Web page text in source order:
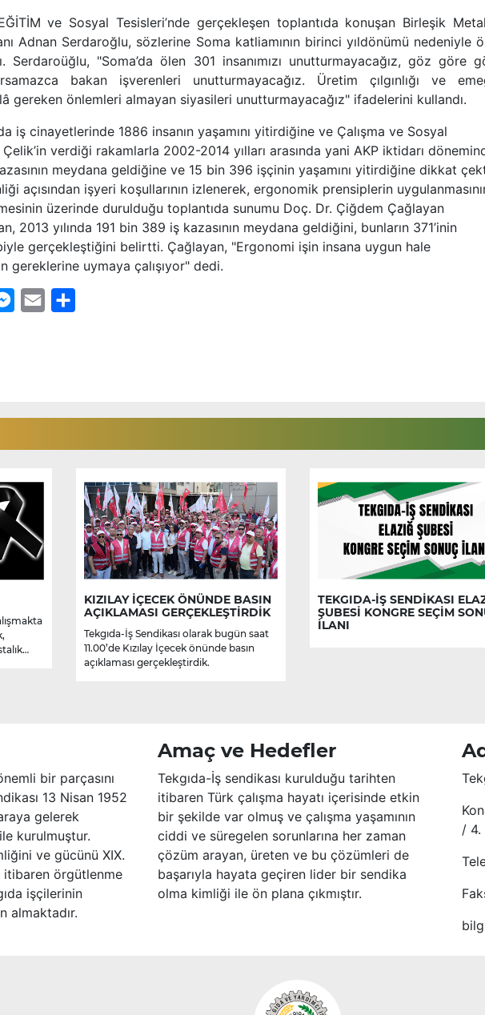
ve Sosyal Tesisleri’nde gerçekleşen toplantıda konuşan Birleşik
Adnan Serdaroğlu, sözlerine Soma katliamının birinci yıldönümü nedeniyle
Serdaroüğlu, "Soma’da ölen 301 insanımızı unutturmayacağız, göz göre
bakan işverenleri unutturmayacağız. Üretim çılgınlığı ve
gereken önlemleri almayan siyasileri unutturmayacağız" ifadelerini kullandı.
iş cinayetlerinde 1886 insanın yaşamını yitirdiğine ve Çalışma ve Sosyal
verdiği rakamlarla 2002-2014 yılları arasında yani AKP iktidarı
meydana geldiğine ve 15 bin 396 işçinin yaşamını yitirdiğine dikkat
açısından işyeri koşullarının izlenerek, ergonomik prensiplerin
üzerinde durulduğu toplantıda sunumu Doç. Dr. Çiğdem Çağlayan
2013 yılında 191 bin 389 iş kazasının meydana geldiğini, bunların 371’inin
gerçekleştiğini belirtti. Çağlayan, "Ergonomi işin insana uygun hale
gereklerine uymaya çalışıyor" dedi.
Messenger
Email
KIZILAY İÇECEK ÖNÜNDE BASIN
AÇIKLAMASI GERÇEKLEŞTİRDİK
Tekgıda-İş Sendikası olarak bugün saat
11.00’de Kızılay İçecek önünde basın
açıklaması gerçekleştirdik.
TEKGIDA-İŞ SENDİKASI
ŞUBESİ KONGRE SEÇİM
İLANI
bir parçasını
13 Nisan 1952
gelerek
kurulmuştur.
ve gücünü XIX.
itibaren örgütlenme
işçilerinin
almaktadır.
Amaç ve Hedefler
Tekgıda-İş sendikası kurulduğu tarihten
itibaren Türk çalışma hayatı içerisinde etkin
bir şekilde var olmuş ve çalışma yaşamının
ciddi ve süregelen sorunlarına her zaman
çözüm arayan, üreten ve bu çözümleri de
başarıyla hayata geçiren lider bir sendika
olma kimliği ile ön plana çıkmıştır.
/ 4.